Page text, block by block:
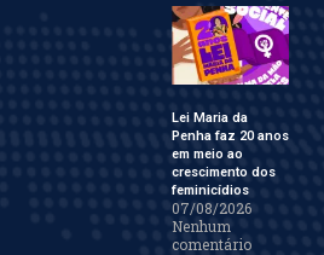
Lei Maria da
Penha faz 20 anos
em meio ao
crescimento dos
feminicídios
07/08/2026
Nenhum
comentário